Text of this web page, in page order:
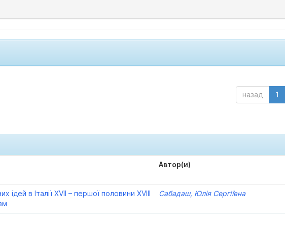
назад 1
Автор(и)
ідей в Італії XVII – першої половини XVIII
Сабадаш, Юлія Сергіївна